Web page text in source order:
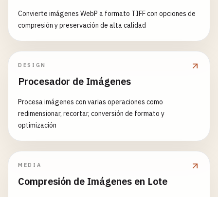
Convierte imágenes WebP a formato TIFF con opciones de
compresión y preservación de alta calidad
DESIGN
Procesador de Imágenes
Procesa imágenes con varias operaciones como
redimensionar, recortar, conversión de formato y
optimización
MEDIA
Compresión de Imágenes en Lote